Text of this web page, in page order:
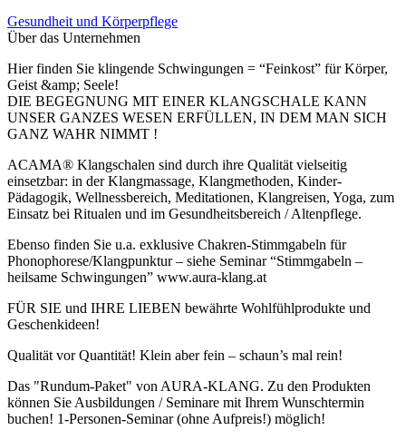
Gesundheit und Körperpflege
Über das Unternehmen
Hier finden Sie klingende Schwingungen = “Feinkost” für Körper,
Geist &amp; Seele!
DIE BEGEGNUNG MIT EINER KLANGSCHALE KANN
UNSER GANZES WESEN ERFÜLLEN, IN DEM MAN SICH
GANZ WAHR NIMMT !
ACAMA® Klangschalen sind durch ihre Qualität vielseitig
einsetzbar: in der Klangmassage, Klangmethoden, Kinder-
Pädagogik, Wellnessbereich, Meditationen, Klangreisen, Yoga, zum
Einsatz bei Ritualen und im Gesundheitsbereich / Altenpflege.
Ebenso finden Sie u.a. exklusive Chakren-Stimmgabeln für
Phonophorese/Klangpunktur – siehe Seminar “Stimmgabeln –
heilsame Schwingungen” www.aura-klang.at
FÜR SIE und IHRE LIEBEN bewährte Wohlfühlprodukte und
Geschenkideen!
Qualität vor Quantität! Klein aber fein – schaun’s mal rein!
Das "Rundum-Paket" von AURA-KLANG. Zu den Produkten
können Sie Ausbildungen / Seminare mit Ihrem Wunschtermin
buchen! 1-Personen-Seminar (ohne Aufpreis!) möglich!